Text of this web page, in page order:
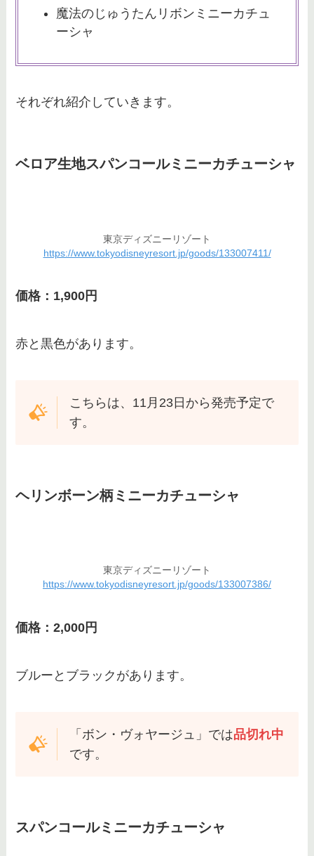
魔法のじゅうたんリボンミニーカチュ
ーシャ
それぞれ紹介していきます。
ベロア生地スパンコールミニーカチューシャ
東京ディズニーリゾート
https://www.tokyodisneyresort.jp/goods/133007411/
価格：1,900円
赤と黒色があります。
こちらは、11月23日から発売予定で
す。
ヘリンボーン柄ミニーカチューシャ
東京ディズニーリゾート
https://www.tokyodisneyresort.jp/goods/133007386/
価格：2,000円
ブルーとブラックがあります。
「ボン・ヴォヤージュ」では品切れ中
です。
スパンコールミニーカチューシャ